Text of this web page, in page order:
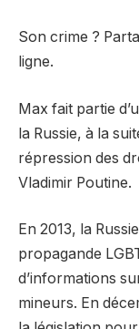
Son crime ?
ligne.
Max fait partie
la Russie, à la
répression des
Vladimir Poutine.
En 2013, la
propagande
d’informations
mineurs. En